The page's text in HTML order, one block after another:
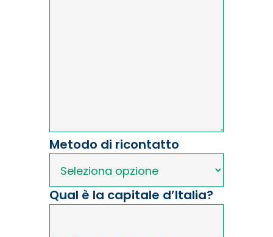
Metodo di ricontatto
Qual è la capitale d’Italia?